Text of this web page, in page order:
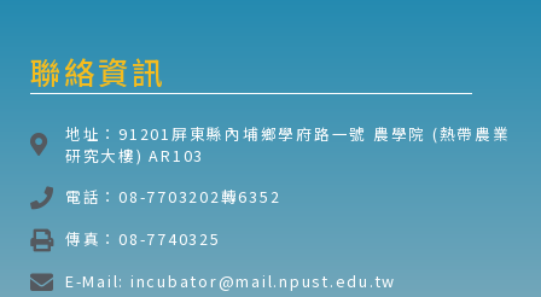
聯絡資訊
地址：91201屏東縣內埔鄉學府路一號 農學院 (熱帶農業
研究大樓) AR103
電話：08-7703202轉6352
傳真：08-7740325
E-Mail: incubator@mail.npust.edu.tw